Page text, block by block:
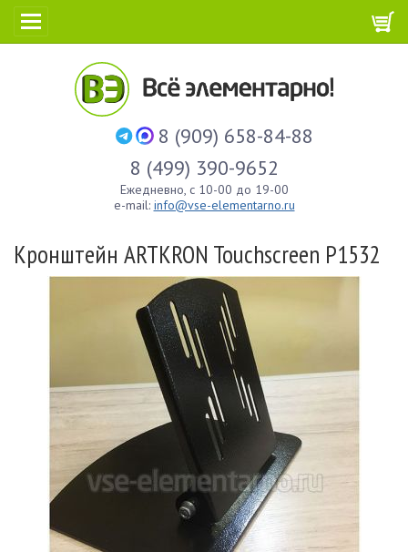
8 (909) 658-84-88
8 (499) 390-9652
Ежедневно, с 10-00 до 19-00
e-mail: info@vse-elementarno.ru
Кронштейн ARTKRON Touchscreen P1532